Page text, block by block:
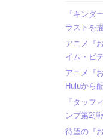
『キンダ
ラストを
アニメ『
イム・ビ
アニメ『
Huluから
「タッフ
ンプ第2弾
待望の『